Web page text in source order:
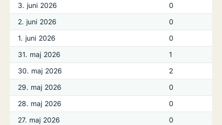
3. juni 2026
0
2. juni 2026
0
1. juni 2026
0
31. maj 2026
1
30. maj 2026
2
29. maj 2026
0
28. maj 2026
0
27. maj 2026
0